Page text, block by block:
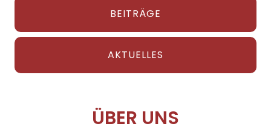
BEITRÄGE
AKTUELLES
ÜBER UNS